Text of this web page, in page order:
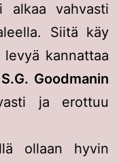
vahvasti
Siitä käy
kannattaa
S.G. Goodmanin
ja erottuu
ollaan hyvin